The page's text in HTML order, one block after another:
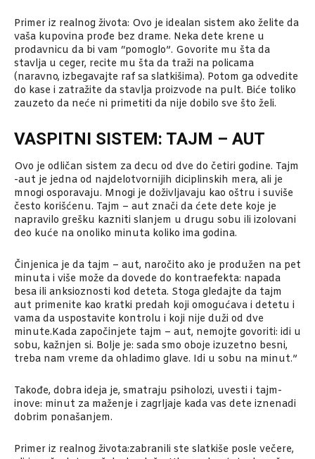
Primer iz realnog života: Ovo je idealan sistem ako želite da
vaša kupovina prođe bez drame. Neka dete krene u
prodavnicu da bi vam “pomoglo”. Govorite mu šta da
stavlja u ceger, recite mu šta da traži na policama
(naravno, izbegavajte raf sa slatkišima). Potom ga odvedite
do kase i zatražite da stavlja proizvode na pult. Biće toliko
zauzeto da neće ni primetiti da nije dobilo sve što želi.
VASPITNI SISTEM: TAJM – AUT
Ovo je odličan sistem za decu od dve do četiri godine. Tajm
-aut je jedna od najdelotvornijih diciplinskih mera, ali je
mnogi osporavaju. Mnogi je doživljavaju kao oštru i suviše
često korišćenu. Tajm – aut znači da ćete dete koje je
napravilo grešku kazniti slanjem u drugu sobu ili izolovani
deo kuće na onoliko minuta koliko ima godina.
Činjenica je da tajm – aut, naročito ako je produžen na pet
minuta i više može da dovede do kontraefekta: napada
besa ili anksioznosti kod deteta. Stoga gledajte da tajm
aut primenite kao kratki predah koji omogućava i detetu i
vama da uspostavite kontrolu i koji nije duži od dve
minute.Kada započinjete tajm – aut, nemojte govoriti: idi u
sobu, kažnjen si. Bolje je: sada smo oboje izuzetno besni,
treba nam vreme da ohladimo glave. Idi u sobu na minut.”
Takođe, dobra ideja je, smatraju psiholozi, uvesti i tajm-
inove: minut za maženje i zagrljaje kada vas dete iznenadi
dobrim ponašanjem.
Primer iz realnog života:zabranili ste slatkiše posle večere,